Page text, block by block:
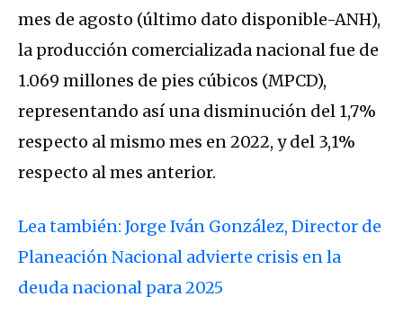
mes de agosto (último dato disponible-ANH),
la producción comercializada nacional fue de
1.069 millones de pies cúbicos (MPCD),
representando así una disminución del 1,7%
respecto al mismo mes en 2022, y del 3,1%
respecto al mes anterior.
Lea también: Jorge Iván González, Director de
Planeación Nacional advierte crisis en la
deuda nacional para 2025